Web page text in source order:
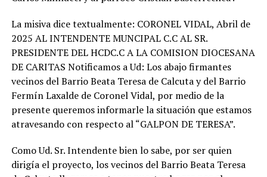
La misiva dice textualmente: CORONEL VIDAL, Abril de
2025 AL INTENDENTE MUNCIPAL C.C AL SR.
PRESIDENTE DEL HCDC.C A LA COMISION DIOCESANA
DE CARITAS Notificamos a Ud: Los abajo firmantes
vecinos del Barrio Beata Teresa de Calcuta y del Barrio
Fermín Laxalde de Coronel Vidal, por medio de la
presente queremos informarle la situación que estamos
atravesando con respecto al “GALPON DE TERESA”.
Como Ud. Sr. Intendente bien lo sabe, por ser quien
dirigía el proyecto, los vecinos del Barrio Beata Teresa